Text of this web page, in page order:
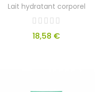
Lait hydratant corporel
18,58 €